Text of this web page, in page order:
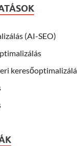
(AI-SEO)